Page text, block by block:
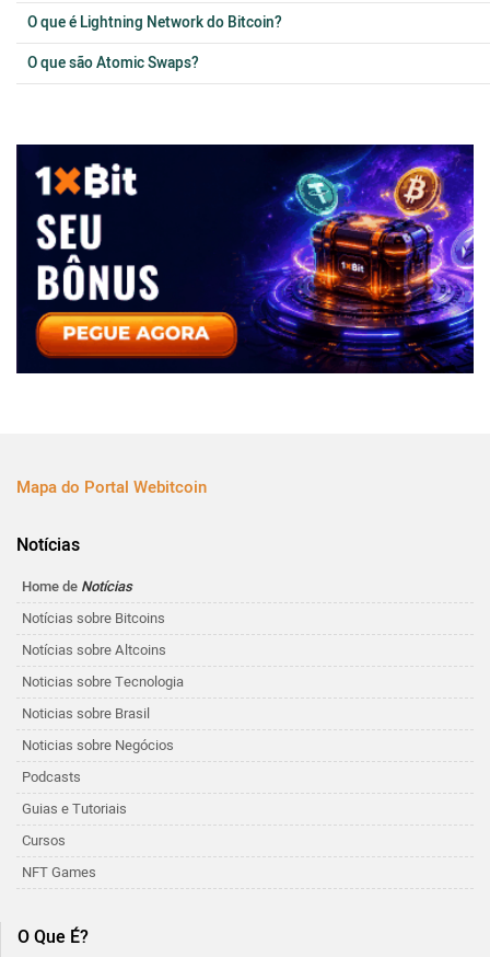
O que é Lightning Network do Bitcoin?
O que são Atomic Swaps?
Mapa do Portal Webitcoin
Notícias
Home de Notícias
Notícias sobre Bitcoins
Notícias sobre Altcoins
Noticias sobre Tecnologia
Noticias sobre Brasil
Noticias sobre Negócios
Podcasts
Guias e Tutoriais
Cursos
NFT Games
O Que É?